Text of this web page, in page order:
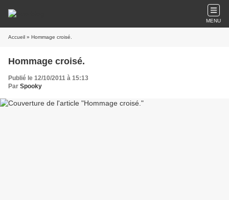
MENU
Accueil » Hommage croisé.
Hommage croisé.
Publié le 12/10/2011 à 15:13
Par Spooky